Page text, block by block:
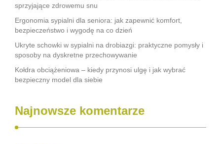
sprzyjające zdrowemu snu
Ergonomia sypialni dla seniora: jak zapewnić komfort,
bezpieczeństwo i wygodę na co dzień
Ukryte schowki w sypialni na drobiazgi: praktyczne pomysły i
sposoby na dyskretne przechowywanie
Kołdra obciążeniowa – kiedy przynosi ulgę i jak wybrać
bezpieczny model dla siebie
Najnowsze komentarze